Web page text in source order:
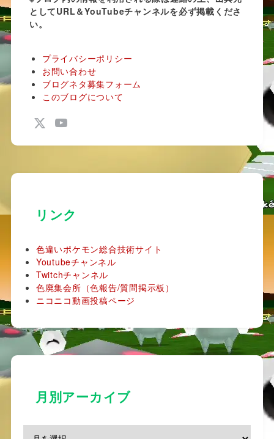
図5：ウツギ
セット
ポケモンの入っている装置の前で
装置を調べ、ターンテーブルを十字キー
をタッチして回すと上画面にチコリータ
ラシ、ワニノコのドット絵が現れる。
っている場合がある。
図６：ウツギ
セット成功
ちなみにこの画像は一度も被らずにコン
した筆者の記録である✌( ՞ਊ ՞)✌
大抵の人は3回もやれば被ったりするので
としてURL＆YouTubeチャンネルを必ず掲載くださ
い。
プライバシーポリシー
お問い合わせ
ブログネタ募集フォーム
このブログについて
リンク
色違いポケモン総合技術サイト
Youtubeチャンネル
Twitchチャンネル
色廃集会所（色報告/質問掲示板）
ニコニコ動画投稿ページ
月別アーカイブ